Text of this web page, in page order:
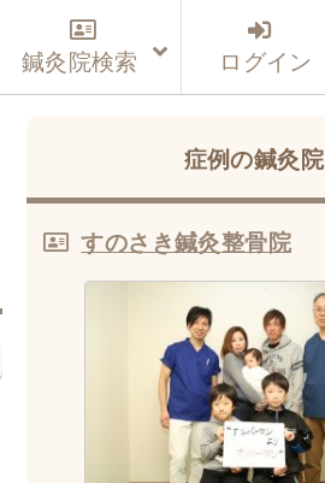
鍼灸院検索 ログイン
症例の鍼灸院
すのさき鍼灸整骨院